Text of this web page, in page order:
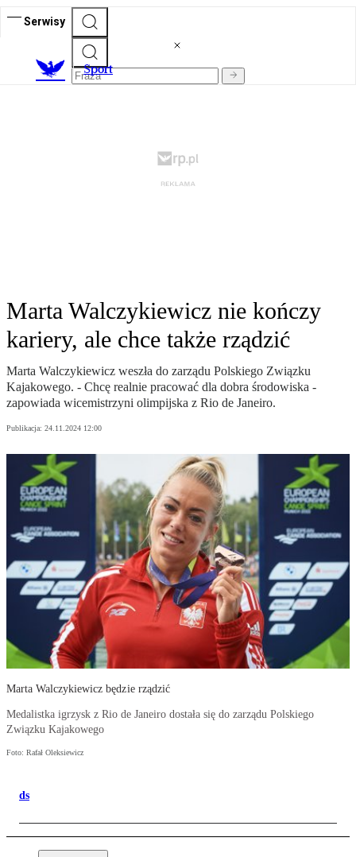
Serwisy
Sport
Marta Walczykiewicz nie kończy
kariery, ale chce także rządzić
Marta Walczykiewicz weszła do zarządu Polskiego Związku
Kajakowego. - Chcę realnie pracować dla dobra środowiska -
zapowiada wicemistrzyni olimpijska z Rio de Janeiro.
Publikacja: 24.11.2024 12:00
Marta Walczykiewicz będzie rządzić
Medalistka igrzysk z Rio de Janeiro dostała się do zarządu Polskiego
Związku Kajakowego
Foto: Rafał Oleksiewicz
ds